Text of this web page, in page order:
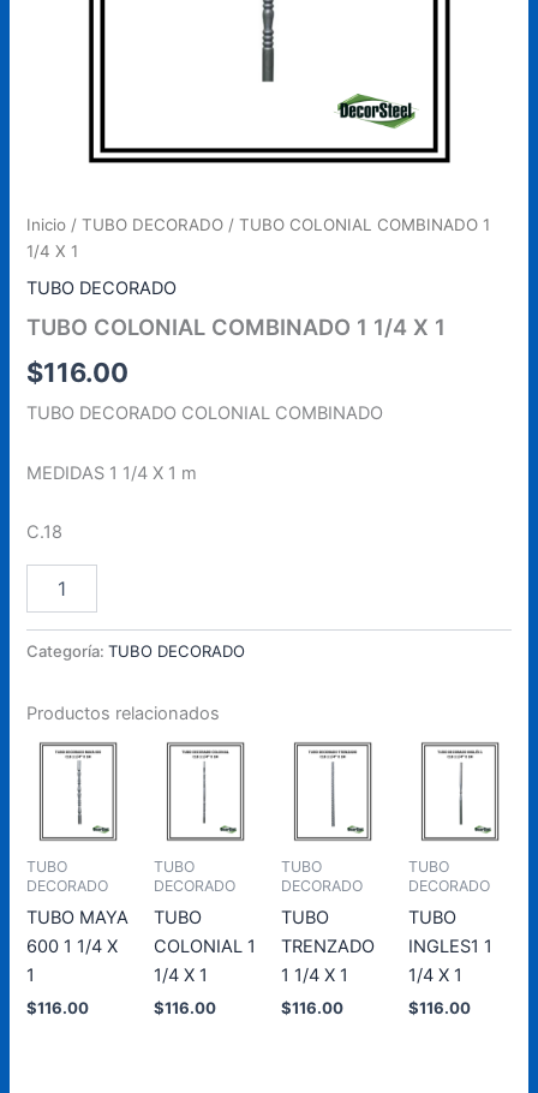
Inicio /TUBO DECORADO / TUBO COLONIAL COMBINADO 1
1/4 X 1
TUBO DECORADO
TUBO COLONIAL COMBINADO 1 1/4 X 1
$116.00
TUBO DECORADO COLONIAL COMBINADO
MEDIDAS 1 1/4 X 1 m
C.18
COLONIAL
1
1
cantidad
Categoría:TUBO DECORADO
Productos relacionados
TUBO
DECORADO
TUBO MAYA
600 1 1/4 X
1
$116.00
TUBO
DECORADO
TUBO
COLONIAL 1
1/4 X 1
$116.00
TUBO
DECORADO
TUBO
TRENZADO
1 1/4 X 1
$116.00
TUBO
DECORADO
TUBO
INGLES1 1
1/4 X 1
$116.00